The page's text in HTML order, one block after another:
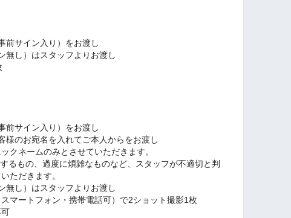
サイン入り）をお渡し
無し）はスタッフよりお渡し
サイン入り）をお渡し
のお宛名を入れてご本人からをお渡し
クネームのみとさせていただきます。
るもの、過度に煩雑なものなど、スタッフが不適切と判
ただきます。
無し）はスタッフよりお渡し
マートフォン・携帯電話可）で2ショット撮影1枚